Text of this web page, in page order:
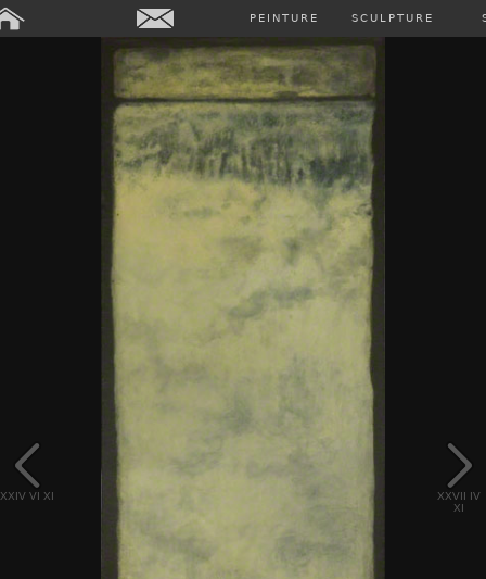
PEINTURE SCULPTURE
XXIV VI XI
XXVII IV
XI